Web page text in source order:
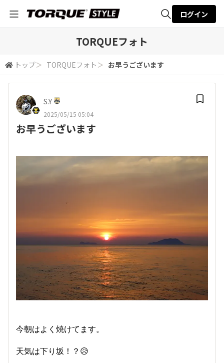
検索
ログイン
TORQUEフォト
トップ＞ TORQUEフォト ＞ お早うございます
S.Y
2025/05/15 05:04
お早うございます
今朝はよく焼けてます。
天気は下り坂！？😥